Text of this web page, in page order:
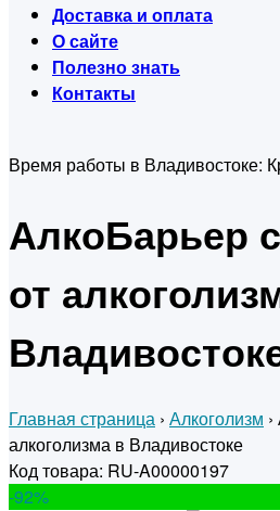
Доставка и оплата
О сайте
Полезно знать
Контакты
Время работы в Владивостоке:
АлкоБарьер
от
Главная страница › Алкоголизм ›
алкоголизма в Владивостоке
Код товара: RU-A00000197
-92%